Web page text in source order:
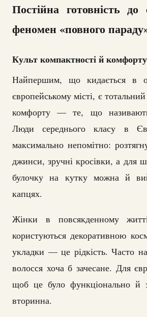
Постійна готовність до
феномен «повного
Культ компактності й комфорту
Найпершим, що кидається в
європейському місті, є
комфорту — те, що
Люди середнього класу в
максимально непомітно:
джинси, зручні кросівки, а для
булочку на кутку можна й
капцях.
Жінки в повсякденному
користуються декоративною
укладки — це рідкість. Часто
волосся хоча б зачесане. Для
щоб це було функціонально й
вторинна.